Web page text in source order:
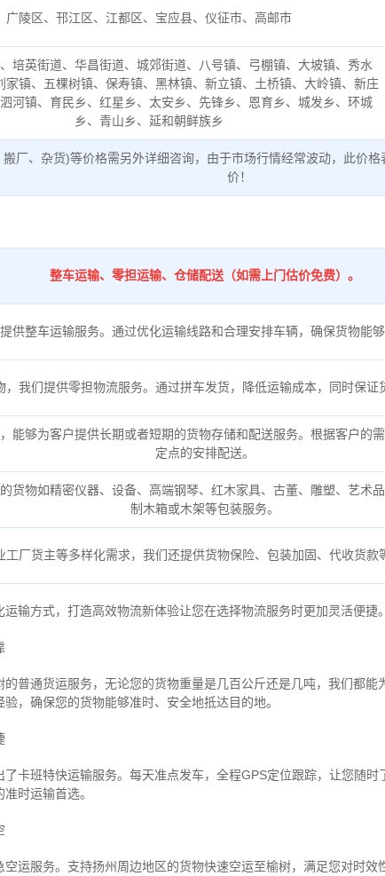
广陵区、邗江区、江都区、宝应县、仪征市、高邮市
培英街道、华昌街道、城郊街道、八号镇、弓棚镇、大坡镇、秀水
家镇、五棵树镇、保寿镇、黑林镇、新立镇、土桥镇、大岭镇、新庄
河镇、育民乡、红星乡、太安乡、先锋乡、恩育乡、城发乡、环城
乡、青山乡、延和朝鲜族乡
搬厂、杂货)等价格需另外详细咨询，由于市场行情经常波动，此价
价！
整车运输、零担运输、仓储配送（如需上门估价免费）。
供整车运输服务。通过优化运输线路和合理安排车辆，确保货物能够
，我们提供零担物流服务。通过拼车发货，降低运输成本，同时保证
能够为客户提供长期或者短期的货物存储和配送服务。根据客户的
定点的安排配送。
货物如精密仪器、设备、高端钢琴、红木家具、古董、雕塑、艺术
制木箱或木架等包装服务。
工厂货主等多样化需求，我们还提供货物保险、包装加固、代收货款
输方式，打造高效物流新体验让您在选择物流服务时更加灵活便捷。
普通货运服务，无论您的货物重量是几百公斤还是几吨，我们都能
，确保您的货物能够准时、安全地抵达目的地。
卡班特快运输服务。每天准点发车，全程GPS定位跟踪，让您随
时运输首选。
运服务。支持扬州周边地区的货物快速空运至榆树，满足您对时效